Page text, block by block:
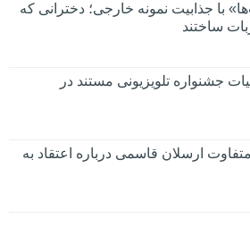
با جذابیت نمونه خارجی؛ دخترانی که
ساختند
جشنواره‌ تلویزیونی مستند در
ارسلان قاسمی درباره اعتقاد به